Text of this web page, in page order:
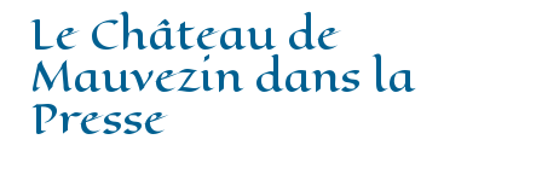
Escòla G. Febus
Actualité
Le Château de
Mauvezin dans la
Presse